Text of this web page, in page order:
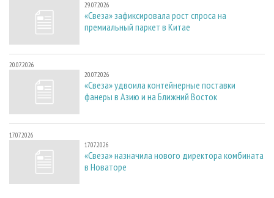
29.07.2026
«Свеза» зафиксировала рост спроса на
премиальный паркет в Китае
20.07.2026
20.07.2026
«Свеза» удвоила контейнерные поставки
фанеры в Азию и на Ближний Восток
17.07.2026
17.07.2026
«Свеза» назначила нового директора комбината
в Новаторе